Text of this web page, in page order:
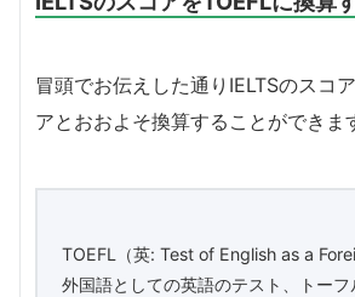
冒頭でお伝えした通りIELTSのスコ
アとおおよそ換算することができま
TOEFL（英: Test of English as a
外国語としての英語のテスト、トーフ